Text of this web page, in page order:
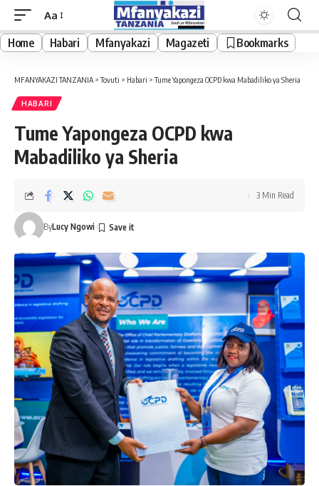
Font
Resizer
Aa
Home Habari Mfanyakazi Magazeti Bookmarks
MFANYAKAZI TANZANIA >Tovuti > Habari >Tume Yapongeza OCPD kwa Mabadiliko ya Sheria
HABARI
Tume Yapongeza OCPD kwa
Mabadiliko ya Sheria
ByLucy Ngowi
3 Min Read